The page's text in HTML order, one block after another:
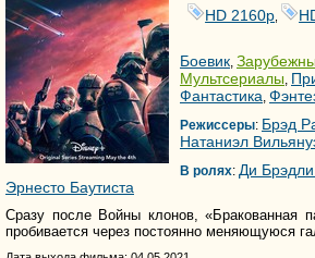
HD 2160р
Боевик
Мультсериалы
Фантастика
Режиссеры: Брэд
Натаниэл
В ролях: Ди
Эрнесто Баутиста
Сразу после Войны клонов, «Бракованная
пробивается через постоянно меняющуюся